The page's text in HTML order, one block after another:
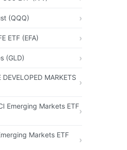
(QQQ)
ETF (EFA)
(GLD)
MARKETS
Emerging Markets ETF
Markets ETF